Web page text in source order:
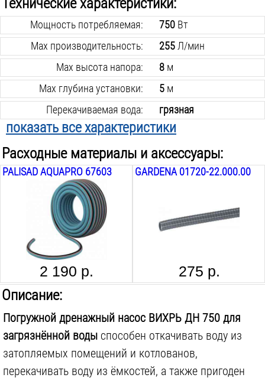
Мощность потребляемая: 750Вт
Max производительность:
255Л/мин
Max высота напора:
8м
Max глубина установки:
5м
Перекачиваемая вода:
грязная
Max размер частиц в воде:
25мм
Ø подключаемых шлангов:
1; 1 1/4дюйм
Защита сухого хода:
есть
Материал корпуса:
Вес инструмента:
6.9кг
показать все характеристики
Расходные материалы и аксессуары:
PALISAD AQUAPRO 67603
2 190 р.
GARDENA 01720-22.000.00
275 р.
Описание:
Погружной дренажный насос ВИХРЬ ДН 750 для
загрязнённой воды способен откачивать воду из
затопляемых помещений и котлованов,
перекачивать воду из ёмкостей, а также пригоден